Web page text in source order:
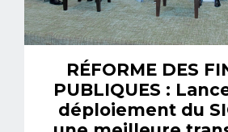
RÉFORME DES
PUBLIQUES :
déploiement du